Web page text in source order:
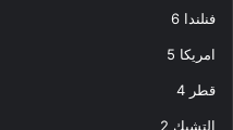
فنلندا 6
امريكا 5
قطر 4
التشيك 2